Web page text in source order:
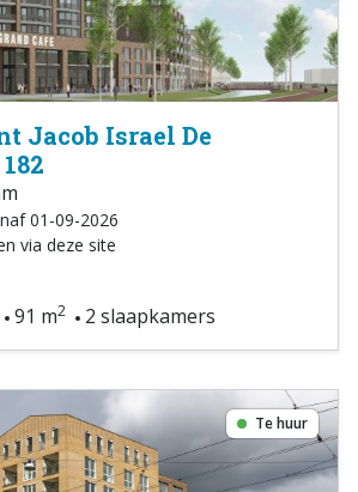
Jacob Israel De
01-09-2026
via deze site
91 m2 2 slaapkamers
Te huur